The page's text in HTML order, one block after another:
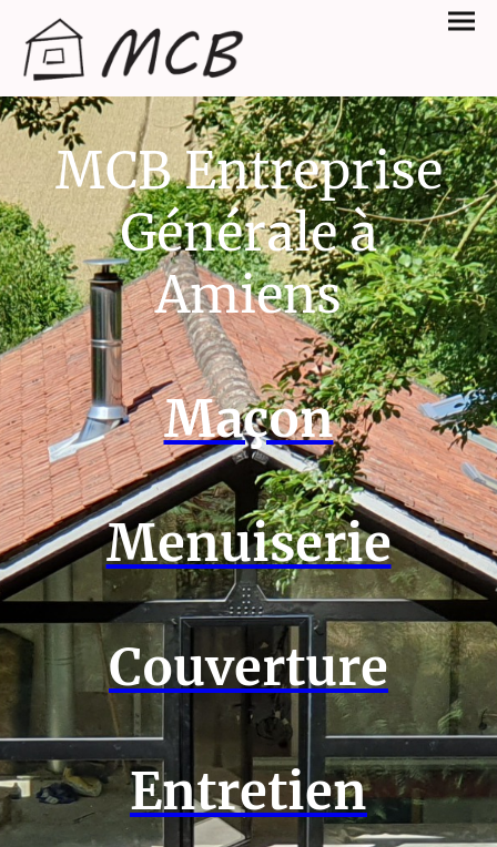
MCB Entreprise
Générale à
Amiens
Maçon
Menuiserie
Couverture
Entretien